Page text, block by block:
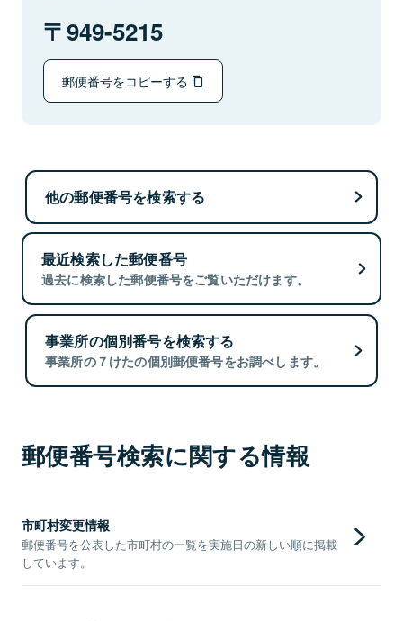
949-5215
郵便番号をコピーする
他の郵便番号を検索する
最近検索した郵便番号
過去に検索した郵便番号をご覧いただけます。
事業所の個別番号を検索する
事業所の７けたの個別郵便番号をお調べします。
郵便番号検索に関する情報
市町村変更情報
郵便番号を公表した市町村の一覧を実施日の新しい順に掲載
しています。